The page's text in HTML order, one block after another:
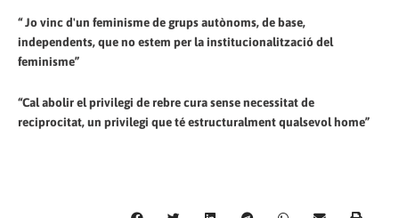
“ Jo vinc d'un feminisme de grups autònoms, de base,
independents, que no estem per la institucionalització del
feminisme”
“Cal abolir el privilegi de rebre cura sense necessitat de
reciprocitat, un privilegi que té estructuralment qualsevol home”